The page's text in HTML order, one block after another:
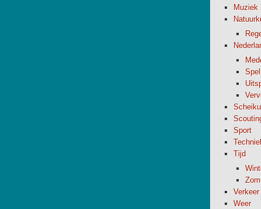
Muziek
Sport
Tijd
Verkeer
Weer